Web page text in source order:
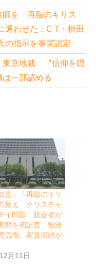
を「再臨のキリス
通わせた：C T・根田
指示を事実認定
東京地裁 〝信仰を隠
一部認める
恵」「再臨のキリ
教え クリスチャ
イ問題 脱会者が
態を初証言 無給
労働、家賃滞納が
月11日